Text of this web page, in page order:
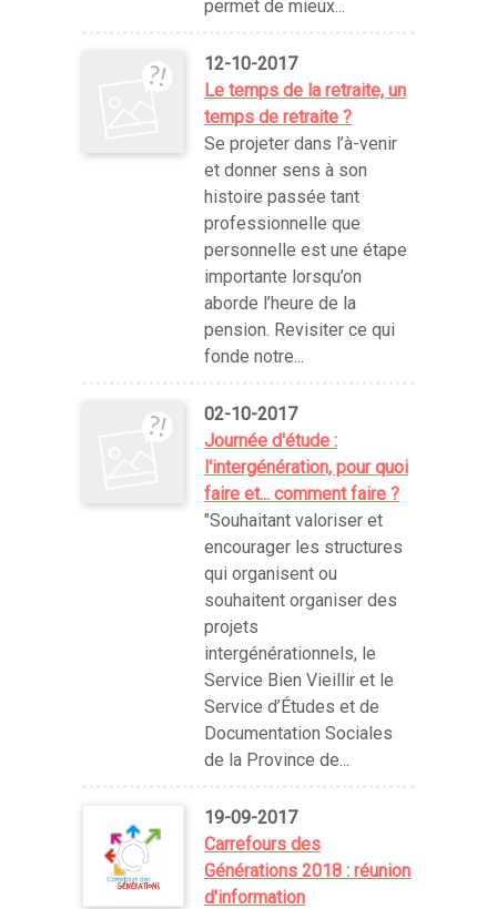
permet de mieux...
12-10-2017
Le temps de la retraite, un
temps de retraite ?
Se projeter dans l’à-venir
et donner sens à son
histoire passée tant
professionnelle que
personnelle est une étape
importante lorsqu’on
aborde l’heure de la
pension. Revisiter ce qui
fonde notre...
02-10-2017
Journée d'étude :
l'intergénération, pour quoi
faire et... comment faire ?
"Souhaitant valoriser et
encourager les structures
qui organisent ou
souhaitent organiser des
projets
intergénérationnels, le
Service Bien Vieillir et le
Service d’Études et de
Documentation Sociales
de la Province de...
19-09-2017
Carrefours des
Générations 2018 : réunion
d'information